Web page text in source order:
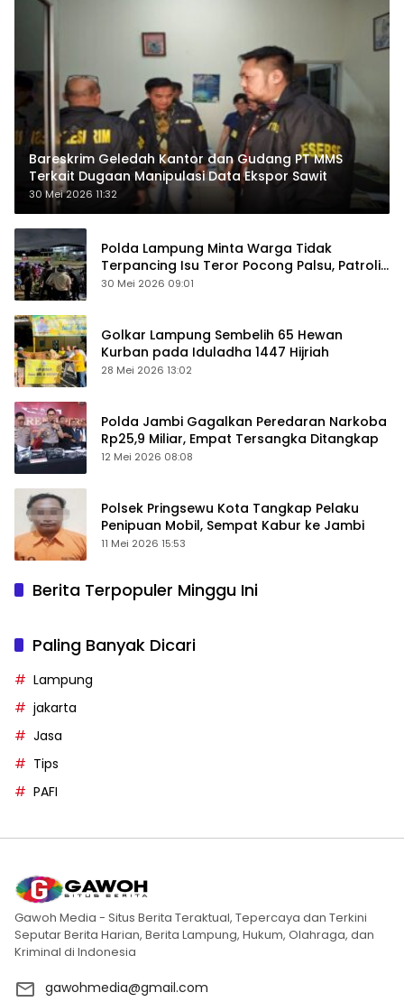
Bareskrim Geledah Kantor dan Gudang PT MMS
Terkait Dugaan Manipulasi Data Ekspor Sawit
30 Mei 2026 11:32
Polda Lampung Minta Warga Tidak
Terpancing Isu Teror Pocong Palsu, Patroli
Keamanan Ditingkatkan
30 Mei 2026 09:01
Golkar Lampung Sembelih 65 Hewan
Kurban pada Iduladha 1447 Hijriah
28 Mei 2026 13:02
Polda Jambi Gagalkan Peredaran Narkoba
Rp25,9 Miliar, Empat Tersangka Ditangkap
12 Mei 2026 08:08
Polsek Pringsewu Kota Tangkap Pelaku
Penipuan Mobil, Sempat Kabur ke Jambi
11 Mei 2026 15:53
Berita Terpopuler Minggu Ini
Paling Banyak Dicari
Lampung
jakarta
Jasa
Tips
PAFI
Gawoh Media - Situs Berita Teraktual, Tepercaya dan Terkini
Seputar Berita Harian, Berita Lampung, Hukum, Olahraga, dan
Kriminal di Indonesia
gawohmedia@gmail.com